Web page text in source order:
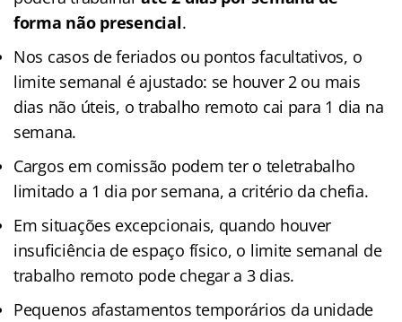
forma não presencial.
Nos casos de feriados ou pontos facultativos, o
limite semanal é ajustado: se houver 2 ou mais
dias não úteis, o trabalho remoto cai para 1 dia na
semana.
Cargos em comissão podem ter o teletrabalho
limitado a 1 dia por semana, a critério da chefia.
Em situações excepcionais, quando houver
insuficiência de espaço físico, o limite semanal de
trabalho remoto pode chegar a 3 dias.
Pequenos afastamentos temporários da unidade